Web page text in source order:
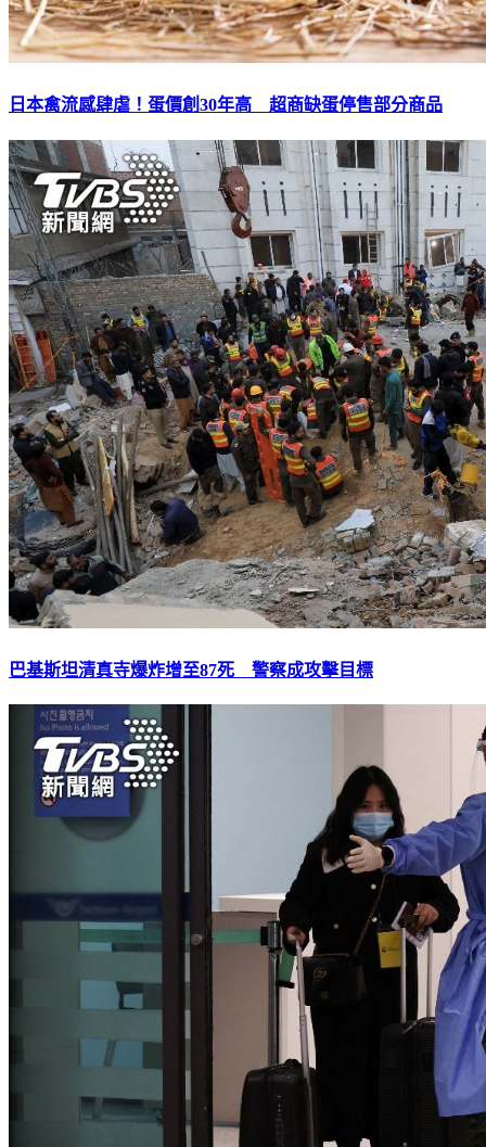
日本禽流感肆虐！蛋價創30年高 超商缺蛋停售部分商品
巴基斯坦清真寺爆炸增至87死 警察成攻擊目標